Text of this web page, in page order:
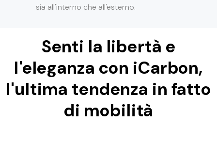
sia all'interno che all'esterno.
Senti la libertà e
l'eleganza con iCarbon,
l'ultima tendenza in fatto
di mobilità